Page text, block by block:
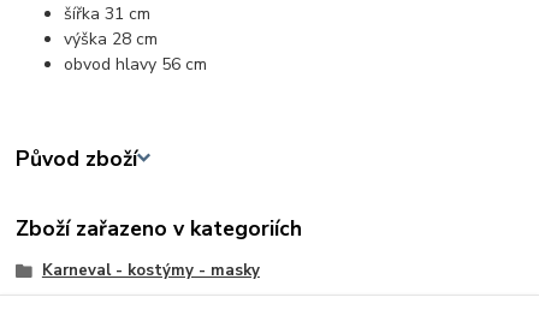
šířka 31 cm
výška 28 cm
obvod hlavy 56 cm
Původ zboží
Zboží zařazeno v kategoriích
Karneval - kostýmy - masky